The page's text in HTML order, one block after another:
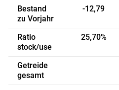
Bestand
zu Vorjahr
-12,79
Ratio
stock/use
25,70%
Getreide
gesamt